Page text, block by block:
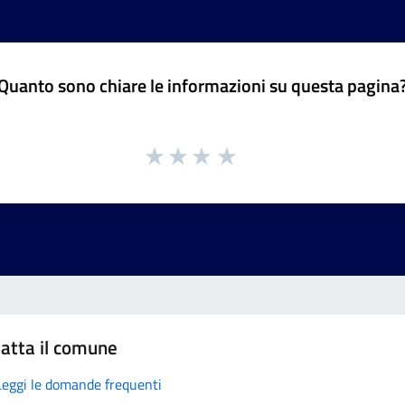
sono chiare le informazioni su questa
il comune
le domande frequenti